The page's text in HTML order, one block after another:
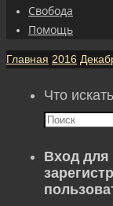
Свобода
Помощь
Главная 2016
Что
Вход для